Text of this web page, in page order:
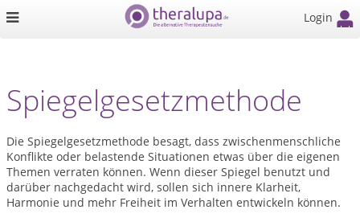
Login
Spiegelgesetzmethode
Die Spiegelgesetzmethode besagt, dass zwischenmenschliche
Konflikte oder belastende Situationen etwas über die eigenen
Themen verraten können. Wenn dieser Spiegel benutzt und
darüber nachgedacht wird, sollen sich innere Klarheit,
Harmonie und mehr Freiheit im Verhalten entwickeln können.